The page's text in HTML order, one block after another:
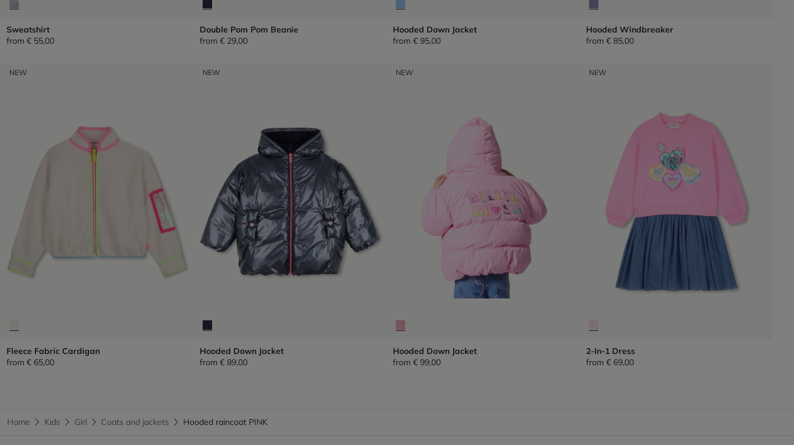
Sweatshirt
from € 55,00
Double Pom Pom Beanie
from € 29,00
Hooded Down Jacket
from € 95,00
Hooded Windbreaker
from € 85,00
NEW
Fleece Fabric Cardigan
from € 65,00
NEW
Hooded Down Jacket
from € 89,00
NEW
Hooded Down Jacket
from € 99,00
NEW
2-In-1 Dress
from € 69,00
Home Kids Girl Coats and jackets Hooded raincoat PINK